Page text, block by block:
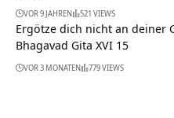
VOR 9 JAHREN 521 VIEWS
Ergötze dich nicht an deiner
Bhagavad Gita XVI 15
VOR 3 MONATEN 779 VIEWS